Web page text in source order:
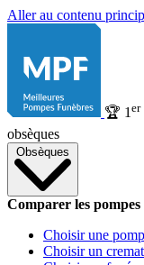
Aller au contenu
🏆 1 er
obsèques
Obsèques
Comparer les
Choisir une
Choisir un